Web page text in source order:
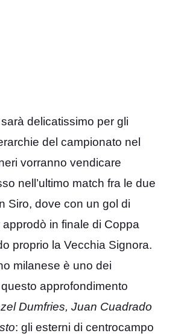
delicatissimo per gli
del campionato nel
vorranno vendicare
nell’ultimo match fra le due
Siro, dove con un gol di
approdò in finale di Coppa
proprio la Vecchia Signora.
milanese è uno dei
approfondimento
Dumfries, Juan Cuadrado
: gli esterni di centrocampo